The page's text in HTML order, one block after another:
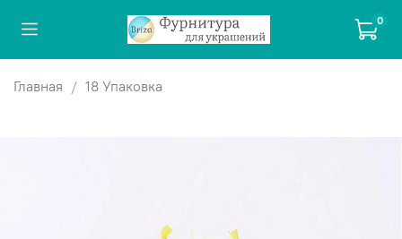
0
Главная 18 Упаковка